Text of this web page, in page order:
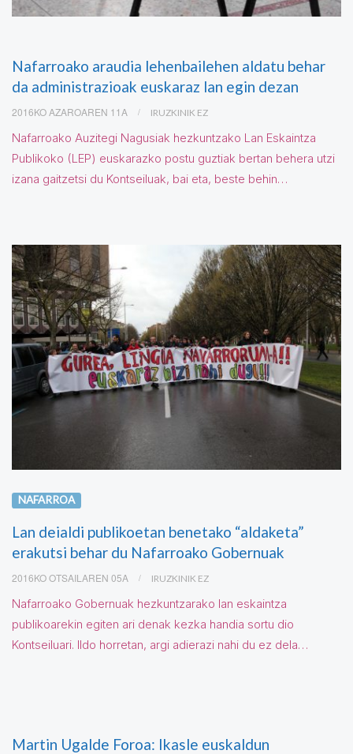
Nafarroako araudia lehenbailehen aldatu behar
da administrazioak euskaraz lan egin dezan
2016KO AZAROAREN 11A IRUZKINIK EZ
Nafarroako Auzitegi Nagusiak hezkuntzako Lan Eskaintza
Publikoko (LEP) euskarazko postu guztiak bertan behera utzi
izana gaitzetsi du Kontseiluak, bai eta, beste behin…
NAFARROA
Lan deialdi publikoetan benetako “aldaketa”
erakutsi behar du Nafarroako Gobernuak
2016KO OTSAILAREN 05A IRUZKINIK EZ
Nafarroako Gobernuak hezkuntzarako lan eskaintza
publikoarekin egiten ari denak kezka handia sortu dio
Kontseiluari. Ildo horretan, argi adierazi nahi du ez dela…
Martin Ugalde Foroa: Ikasle euskaldun